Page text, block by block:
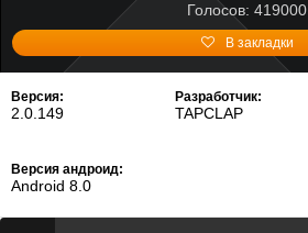
Голосов: 419000
В закладки
Версия:
2.0.149
Разработчик:
TAPCLAP
Версия андроид:
Android 8.0